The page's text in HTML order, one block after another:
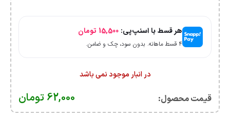
هر قسط با اسنپ‌پی: 15,500 تومان
۴ قسط ماهانه. بدون سود، چک و ضامن.
در انبار موجود نمی باشد
قیمت محصول:​ 62,000 تومان